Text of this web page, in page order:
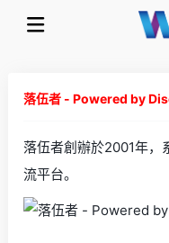
落伍者 - Powered by
落伍者創辦於2001年，
流平台。